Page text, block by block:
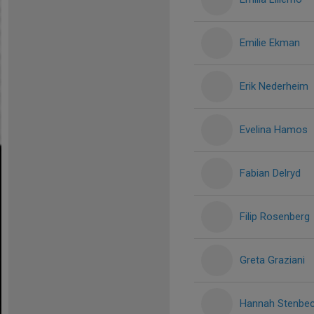
Emilie Ekman
Erik Nederheim
Evelina Hamos
Fabian Delryd
Filip Rosenberg
Greta Graziani
Hannah